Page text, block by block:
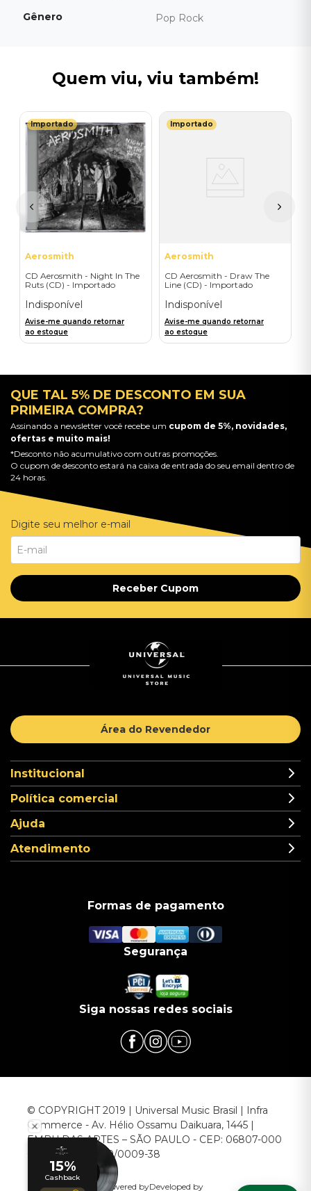
Gênero Pop Rock
Quem viu, viu também!
Importado
Aerosmith
CD Aerosmith - Night In The
Ruts (CD) - Importado
Indisponível
Avise-me quando retornar
ao estoque
Importado
Aerosmith
CD Aerosmith - Draw The
Line (CD) - Importado
Indisponível
Avise-me quando retornar
ao estoque
QUE TAL 5% DE DESCONTO EM SUA
PRIMEIRA COMPRA?
Assinando a newsletter você recebe um cupom de 5%, novidades,
ofertas e muito mais!
*Desconto não acumulativo com outras promoções.
O cupom de desconto estará na caixa de entrada do seu email dentro de
24 horas.
Digite seu melhor e-mail
Receber Cupom
Área do Revendedor
Institucional
Política comercial
Ajuda
Atendimento
Formas de pagamento
Segurança
Siga nossas redes sociais
© COPYRIGHT 2019 | Universal Music Brasil | Infra
Commerce - Av. Hélio Ossamu Daikuara, 1445 |
EMBU DAS ARTES – SÃO PAULO - CEP: 06807-000
CNPJ: 00.952.789/0009-38
Powered byDeveloped by